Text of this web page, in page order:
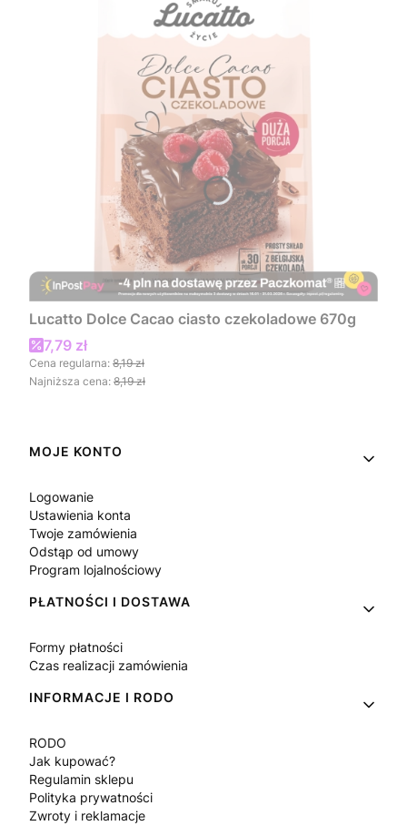
Lucatto Dolce Cacao ciasto czekoladowe 670g
Cena promocyjna
7,79 zł
Cena regularna: 8,19 zł
Najniższa cena: 8,19 zł
Linki w stopce
MOJE KONTO
Logowanie
Ustawienia konta
Twoje zamówienia
Odstąp od umowy
Program lojalnościowy
PŁATNOŚCI I DOSTAWA
Formy płatności
Czas realizacji zamówienia
INFORMACJE I RODO
RODO
Jak kupować?
Regulamin sklepu
Polityka prywatności
Zwroty i reklamacje